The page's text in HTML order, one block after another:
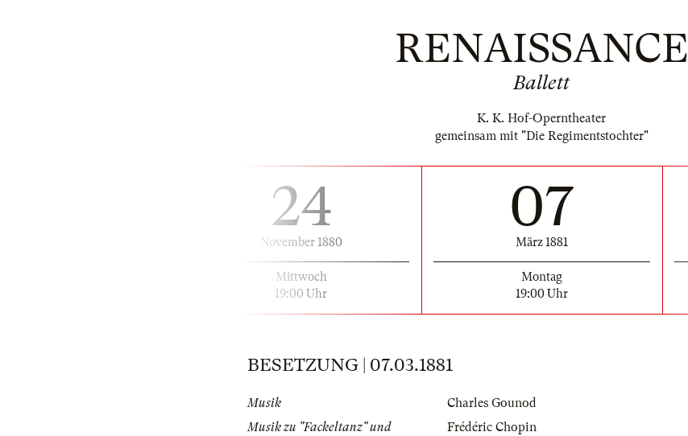
RENAISSANCE
Ballett
K. K. Hof-Operntheater
gemeinsam mit "Die Regimentstochter"
24
November 1880
Mittwoch
19:00 Uhr
07
März 1881
Montag
19:00 Uhr
BESETZUNG | 07.03.1881
Musik
Charles Gounod
Musik zu "Fackeltanz" und
Frédéric Chopin